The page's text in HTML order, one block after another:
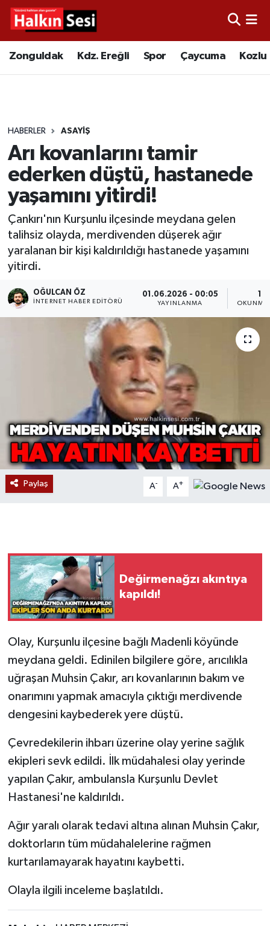
Zonguldak Kdz. Ereğli Spor Çaycuma Kozlu
HABERLER ASAYIŞ
Arı kovanlarını tamir
ederken düştü, hastanede
yaşamını yitirdi!
Çankırı'nın Kurşunlu ilçesinde meydana gelen
talihsiz olayda, merdivenden düşerek ağır
yaralanan bir kişi kaldırıldığı hastanede yaşamını
yitirdi.
OĞULCAN ÖZ
İNTERNET HABER EDITÖRÜ
01.06.2026 - 00:05
YAYINLANMA
1
OKUNMA
Paylaş A- A+
Değirmenağzı akıntıya
kapıldı!
Olay, Kurşunlu ilçesine bağlı Madenli köyünde
meydana geldi. Edinilen bilgilere göre, arıcılıkla
uğraşan Muhsin Çakır, arı kovanlarının bakım ve
onarımını yapmak amacıyla çıktığı merdivende
dengesini kaybederek yere düştü.
Çevredekilerin ihbarı üzerine olay yerine sağlık
ekipleri sevk edildi. İlk müdahalesi olay yerinde
yapılan Çakır, ambulansla Kurşunlu Devlet
Hastanesi'ne kaldırıldı.
Ağır yaralı olarak tedavi altına alınan Muhsin Çakır,
doktorların tüm müdahalelerine rağmen
kurtarılamayarak hayatını kaybetti.
Olayla ilgili inceleme başlatıldı.
Video
Çaycuma
Alaplı
Asayiş
Bartın
Karabük
Devrek
BİLİM VE TEKNOLOJİ
Düzce
Eğitim
Gökçebey
GÜNDEM
Kilimli
Kültür - Sanat
MAGAZİN
Politika
Resmi İlan
Sağlık
Spor
Merkez Hava Durumu
Süper Lig Puan Durumu ve Fikstür
Tüm Manşetler
Son Dakika Haberleri
Haber Arşivi